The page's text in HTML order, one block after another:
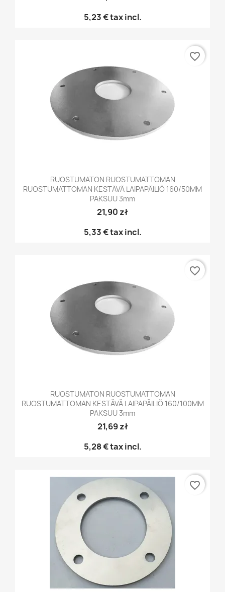
5,23 €tax incl.
RUOSTUMATON RUOSTUMATTOMAN
RUOSTUMATTOMAN KESTÄVÄ LAIPAPÄILIÖ 160/50MM
PAKSUU 3mm
21,90 zł
5,33 €tax incl.
favorite_border
RUOSTUMATON RUOSTUMATTOMAN
RUOSTUMATTOMAN KESTÄVÄ LAIPAPÄILIÖ 160/100MM
PAKSUU 3mm
21,69 zł
5,28 €tax incl.
favorite_border
favorite_border